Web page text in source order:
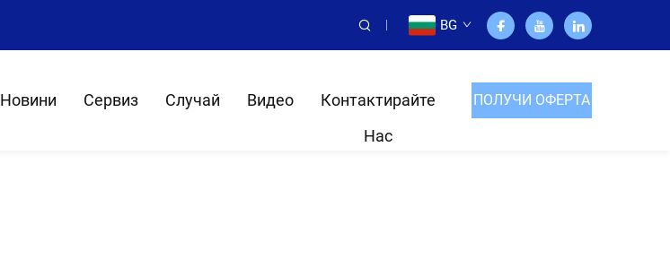
BG
Новини Сервиз Случай Видео
Контактирайте
Нас
ПОЛУЧИ ОФЕРТА